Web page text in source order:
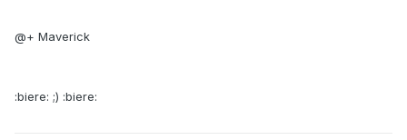
@+ Maverick
:biere: ;) :biere: